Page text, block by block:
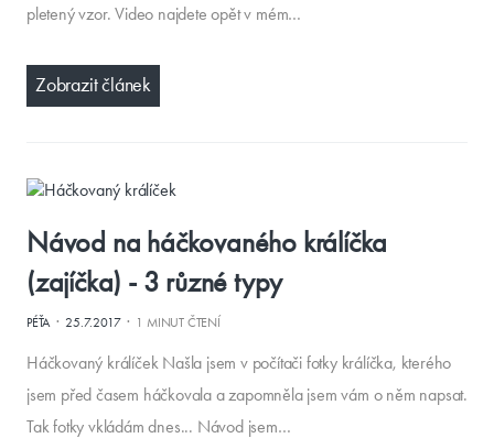
pletený vzor. Video najdete opět v mém…
Zobrazit článek
Návod na háčkovaného králíčka
(zajíčka) - 3 různé typy
PÉŤA· 25.7.2017· 1 MINUT ČTENÍ
Háčkovaný králíček Našla jsem v počítači fotky králíčka, kterého
jsem před časem háčkovala a zapomněla jsem vám o něm napsat.
Tak fotky vkládám dnes... Návod jsem…